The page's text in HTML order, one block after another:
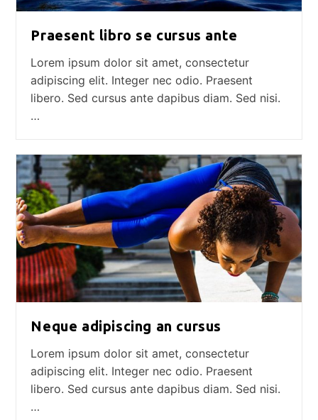
Praesent libro se cursus ante
Lorem ipsum dolor sit amet, consectetur
adipiscing elit. Integer nec odio. Praesent
libero. Sed cursus ante dapibus diam. Sed nisi.
…
Neque adipiscing an cursus
Lorem ipsum dolor sit amet, consectetur
adipiscing elit. Integer nec odio. Praesent
libero. Sed cursus ante dapibus diam. Sed nisi.
…